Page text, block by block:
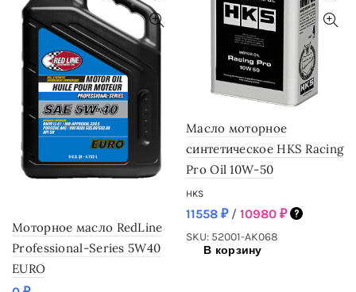
Моторное масло RedLine
Professional-Series 5W40
EURO
Масло моторное
синтетическое HKS Racing
Pro Oil 10W-50
HKS
11558 ₽ / 10980 ₽
SKU: 52001-AK068
В корзину